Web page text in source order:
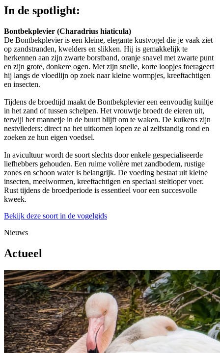
In de spotlight:
Bontbekplevier (Charadrius hiaticula)
De Bontbekplevier is een kleine, elegante kustvogel die je vaak ziet
op zandstranden, kwelders en slikken. Hij is gemakkelijk te
herkennen aan zijn zwarte borstband, oranje snavel met zwarte punt
en zijn grote, donkere ogen. Met zijn snelle, korte loopjes foerageert
hij langs de vloedlijn op zoek naar kleine wormpjes, kreeftachtigen
en insecten.
Tijdens de broedtijd maakt de Bontbekplevier een eenvoudig kuiltje
in het zand of tussen schelpen. Het vrouwtje broedt de eieren uit,
terwijl het mannetje in de buurt blijft om te waken. De kuikens zijn
nestvlieders: direct na het uitkomen lopen ze al zelfstandig rond en
zoeken ze hun eigen voedsel.
In avicultuur wordt de soort slechts door enkele gespecialiseerde
liefhebbers gehouden. Een ruime volière met zandbodem, rustige
zones en schoon water is belangrijk. De voeding bestaat uit kleine
insecten, meelwormen, kreeftachtigen en speciaal steltloper voer.
Rust tijdens de broedperiode is essentieel voor een succesvolle
kweek.
Bekijk deze soort in de vogelgids
Nieuws
Actueel